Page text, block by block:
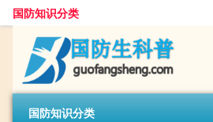
国防知识分类
国防知识分类